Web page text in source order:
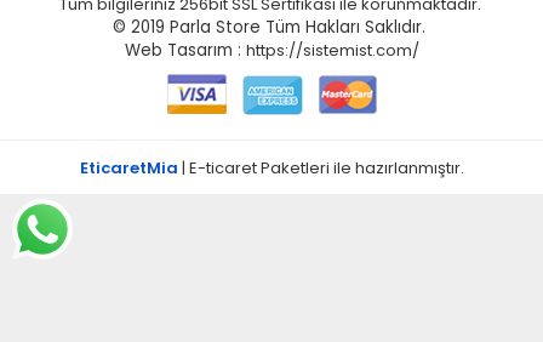
© 2019 Parla Store Tüm Hakları Saklıdır.
Web Tasarım : https://sistemist.com/
EticaretMia | E-ticaret Paketleri ile hazırlanmıştır.